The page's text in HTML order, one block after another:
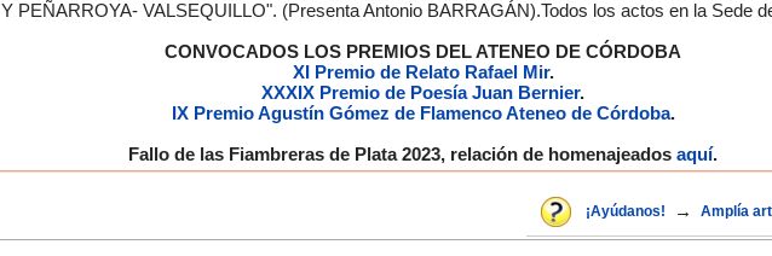
Y PEÑARROYA- VALSEQUILLO". (Presenta Antonio BARRAGÁN).Todos los actos en la Sede
CONVOCADOS LOS PREMIOS DEL ATENEO DE CÓRDOBA
XI Premio de Relato Rafael Mir.
XXXIX Premio de Poesía Juan Bernier.
IX Premio Agustín Gómez de Flamenco Ateneo de Córdoba.
Fallo de las Fiambreras de Plata 2023, relación de homenajeados aquí.
¡Ayúdanos! → Amplía